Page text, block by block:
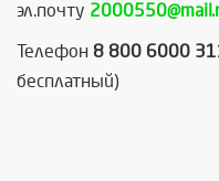
эл.почту
Телефон 8 800 6000
бесплатный)